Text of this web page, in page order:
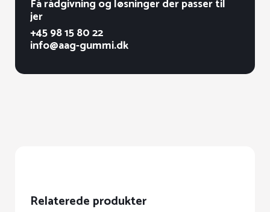
Få rådgivning og løsninger der passer til
jer
+45 98 15 80 22
info@aag-gummi.dk
Relaterede produkter